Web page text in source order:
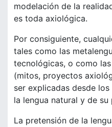
modelación de la
es toda axiológica.
Por consiguiente,
tales como las
tecnológicas, o como
(mitos, proyectos
ser explicadas desde
la lengua natural y de su
La pretensión de la